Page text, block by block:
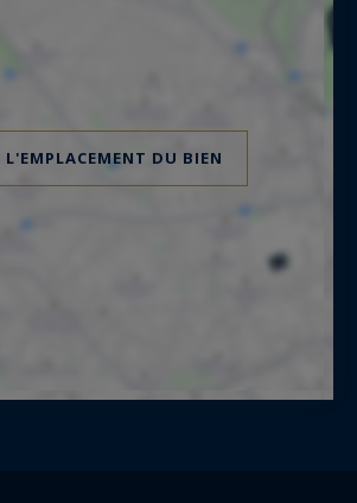
L'EMPLACEMENT DU BIEN